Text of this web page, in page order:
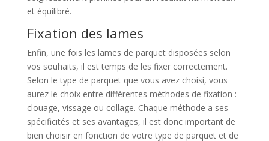
et équilibré.
Fixation des lames
Enfin, une fois les lames de parquet disposées selon
vos souhaits, il est temps de les fixer correctement.
Selon le type de parquet que vous avez choisi, vous
aurez le choix entre différentes méthodes de fixation :
clouage, vissage ou collage. Chaque méthode a ses
spécificités et ses avantages, il est donc important de
bien choisir en fonction de votre type de parquet et de